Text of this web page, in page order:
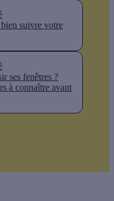
suivre votre
ses fenêtres ?
à connaître avant